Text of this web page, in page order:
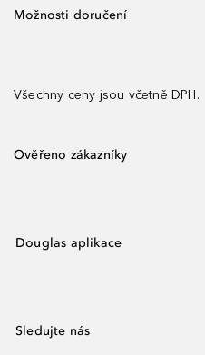
Možnosti doručení
Všechny ceny jsou včetně DPH.
Ověřeno zákazníky
Douglas aplikace
Sledujte nás